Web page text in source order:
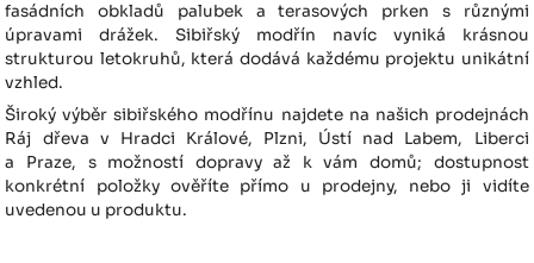
fasádních obkladů palubek a terasových prken s různými
úpravami drážek. Sibiřský modřín navíc vyniká krásnou
strukturou letokruhů, která dodává každému projektu unikátní
vzhled.
Široký výběr sibiřského modřínu najdete na našich prodejnách
Ráj dřeva v Hradci Králové, Plzni, Ústí nad Labem, Liberci
a Praze, s možností dopravy až k vám domů; dostupnost
konkrétní položky ověříte přímo u prodejny, nebo ji vidíte
uvedenou u produktu.